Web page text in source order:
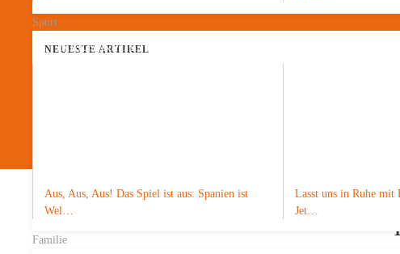
Sport
NEUESTE ARTIKEL
Aus, Aus, Aus! Das Spiel ist aus: Spanien ist
Wel…
Lasst uns in Ruhe mit
Jet…
Familie
Klaus Kelle, Chefredakteur
Möchten Sie nichts mehr